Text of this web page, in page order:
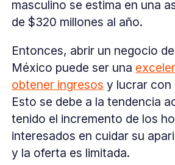
masculino se estima en una
de $320 millones al año.
Entonces, abrir un negocio
México puede ser una
obtener ingresos y lucrar con
Esto se debe a la tendencia
tenido el incremento de los
interesados en cuidar su
y la oferta es limitada.